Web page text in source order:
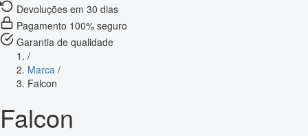
Devoluções em 30 dias
Pagamento 100% seguro
Garantia de qualidade
/
Marca /
Falcon
Falcon